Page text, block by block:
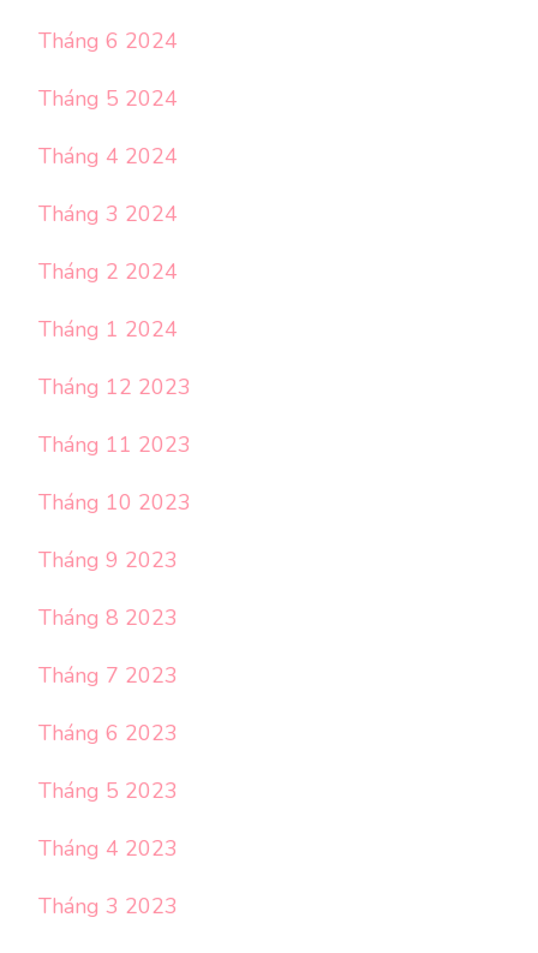
Tháng 6 2024
Tháng 5 2024
Tháng 4 2024
Tháng 3 2024
Tháng 2 2024
Tháng 1 2024
Tháng 12 2023
Tháng 11 2023
Tháng 10 2023
Tháng 9 2023
Tháng 8 2023
Tháng 7 2023
Tháng 6 2023
Tháng 5 2023
Tháng 4 2023
Tháng 3 2023